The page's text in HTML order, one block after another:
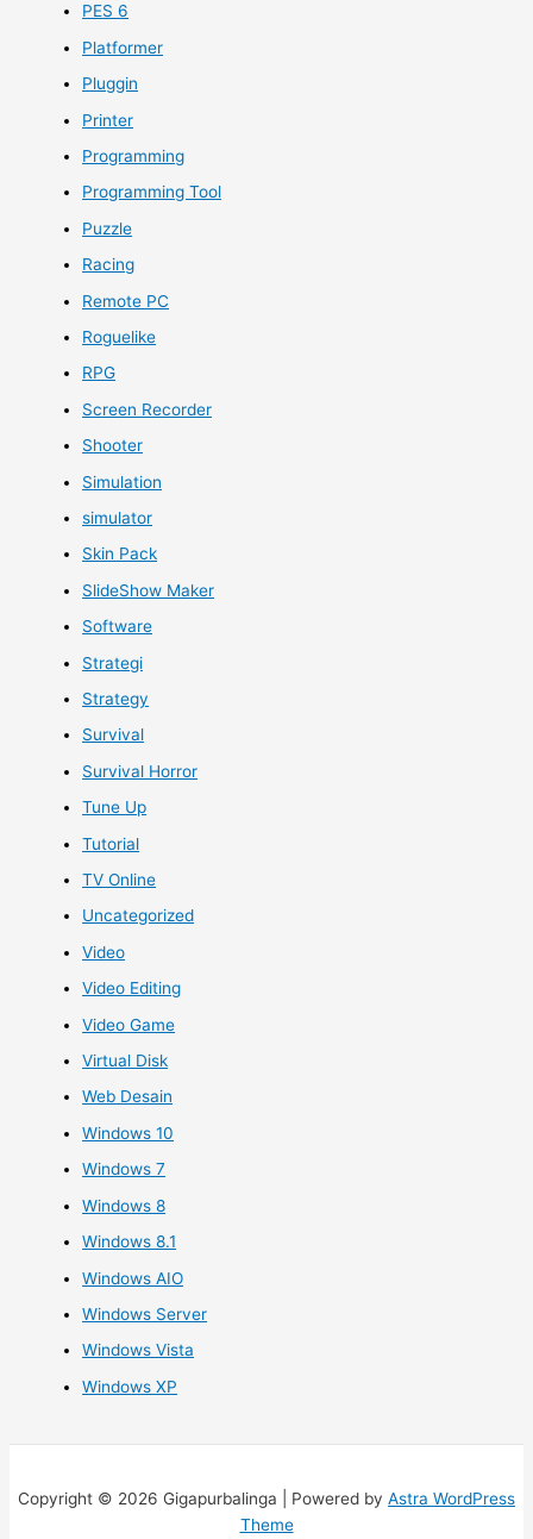
PES 6
Platformer
Pluggin
Printer
Programming
Programming Tool
Puzzle
Racing
Remote PC
Roguelike
RPG
Screen Recorder
Shooter
Simulation
simulator
Skin Pack
SlideShow Maker
Software
Strategi
Strategy
Survival
Survival Horror
Tune Up
Tutorial
TV Online
Uncategorized
Video
Video Editing
Video Game
Virtual Disk
Web Desain
Windows 10
Windows 7
Windows 8
Windows 8.1
Windows AIO
Windows Server
Windows Vista
Windows XP
Copyright © 2026 Gigapurbalinga | Powered by Astra WordPress
Theme